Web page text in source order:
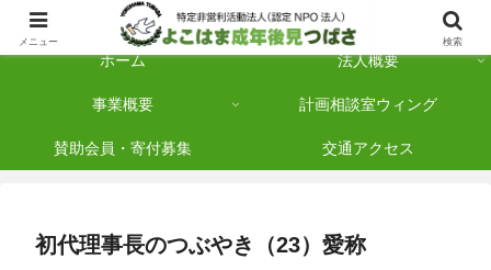
横浜市保土ケ谷区を拠点に「法人後見」を多数手がけている認定NPO法人です
ホーム 法人概要
事業概要 計画相談室ウィング
賛助会員・寄付募集 交通アクセス
初代理事長のつぶやき（23）愛称
メニュー 検索